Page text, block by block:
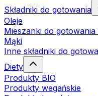
Składniki do gotowania
Oleje
Mieszanki do gotowania
Mąki
Inne składniki do
Diety
Produkty BIO
Produkty wegańskie